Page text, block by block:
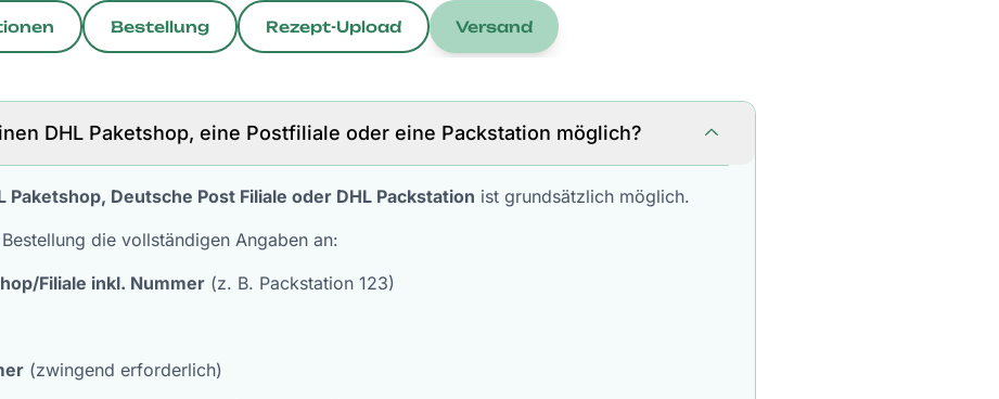
Bestellung Rezept-Upload Versand
DHL Paketshop, eine Postfiliale oder eine Packstation möglich?
Paketshop, Deutsche Post Filiale oder DHL Packstation ist grundsätzlich möglich.
die vollständigen Angaben an:
Filiale inkl. Nummer (z. B. Packstation 123)
(zwingend erforderlich)